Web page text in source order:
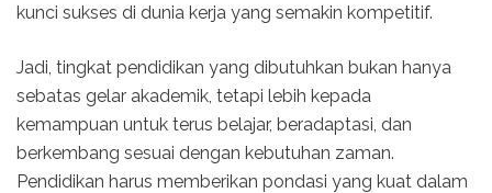
kunci sukses di dunia kerja yang semakin kompetitif.
Jadi, tingkat pendidikan yang dibutuhkan bukan hanya
sebatas gelar akademik, tetapi lebih kepada
kemampuan untuk terus belajar, beradaptasi, dan
berkembang sesuai dengan kebutuhan zaman.
Pendidikan harus memberikan pondasi yang kuat dalam